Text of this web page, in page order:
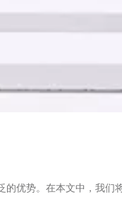
优势。在本文中，我们